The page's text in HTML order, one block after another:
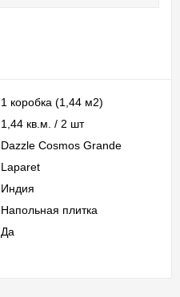
1 коробка (1,44 м2)
1,44 кв.м. / 2 шт
Dazzle Cosmos Grande
Laparet
Индия
Напольная плитка
Да